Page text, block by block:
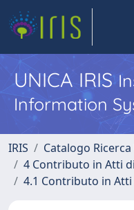
UNICA IRIS
Information
IRIS
Catalogo
4 Contributo in Atti
4.1 Contributo in